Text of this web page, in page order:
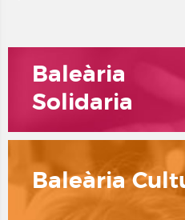
Baleària
Solidaria
Baleària